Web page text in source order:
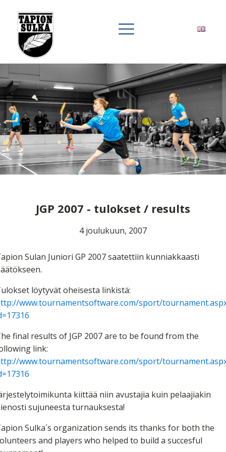
JGP 2007 - tulokset / results
4 joulukuun, 2007
Sulan Juniori GP 2007 saatettiin kunniakkaasti
löytyvät oheisesta linkistä:
www.tournamentsoftware.com/sport/
final results of JGP 2007 are to be found from the
link:
www.tournamentsoftware.com/sport/
kiittää niin avustajia kuin pelaajiakin
sujuneesta turnauksesta!
Sulka´s organization sends its thanks for both the
and players who helped to build a succesful